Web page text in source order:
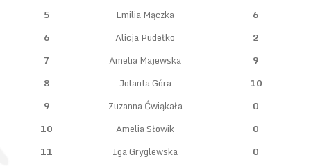
5
Emilia Mączka
6
6
Alicja Pudełko
2
7
Amelia Majewska
9
8
Jolanta Góra
10
9
Zuzanna Ćwiąkała
0
10
Amelia Słowik
0
11
Iga Gryglewska
0